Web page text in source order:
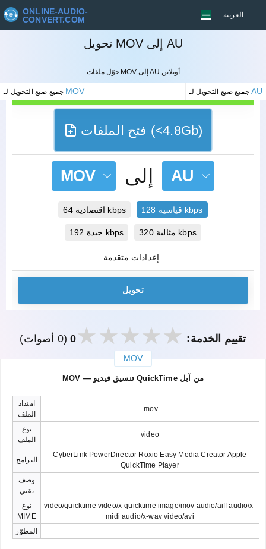
ONLINE-AUDIO-
CONVERT.COM
العربية
تحويل MOV إلى AU
حوّل ملفات MOV إلى AU أونلاين
MOV جميع صيغ التحويل لـAU
إلغاء
فتح الملفات (<4.8Gb)
MOV إلى AU
اقتصادية 64 kbps قياسية 128 kbps
جيدة 192 kbps مثالية 320 kbps
إعدادات متقدمة
تحويل
تقييم الخدمة: 0(0 أصوات)
MOV
MOV — تنسيق فيديو QuickTime من آبل
امتداد
الملف
.mov
نوع
الملف
video
البرامج
CyberLink PowerDirector Roxio Easy Media Creator Apple
QuickTime Player
وصف
تقني
نوع
MIME
video/quicktime video/x-quicktime image/mov audio/aiff audio/x-
midi audio/x-wav video/avi
المطوّر